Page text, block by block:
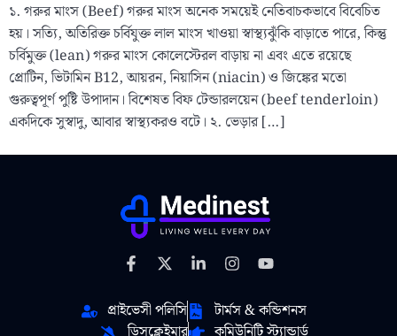
১. গরুর মাংস (Beef) গরুর মাংস অনেক সময়েই নেতিবাচকভাবে বিবেচিত
হয়। সত্যি, অতিরিক্ত চর্বিযুক্ত লাল মাংস খাওয়া স্বাস্থ্যঝুঁকি বাড়াতে পারে, কিন্তু
চর্বিমুক্ত (lean) গরুর মাংস কোলেস্টেরল বাড়ায় না এবং এতে রয়েছে
প্রোটিন, ভিটামিন B12, আয়রন, নিয়াসিন (niacin) ও জিঙ্কের মতো
গুরুত্বপূর্ণ পুষ্টি উপাদান। বিশেষত বিফ টেন্ডারলয়েন (beef tenderloin)
একদিকে সুস্বাদু, আবার স্বাস্থ্যকরও বটে। ২. ভেড়ার […]
প্রাইভেসী পলিসি
টার্মস & কন্ডিশনস